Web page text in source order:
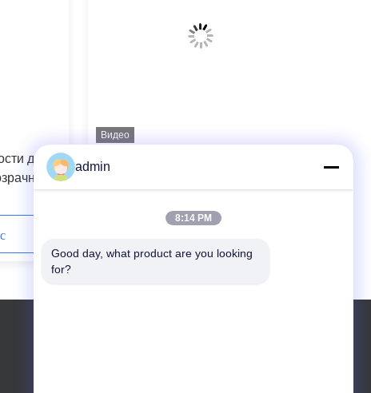
для
Видео
3L пластиковые емкости для
admin
8:14 PM
Good day, what product are you looking
for?